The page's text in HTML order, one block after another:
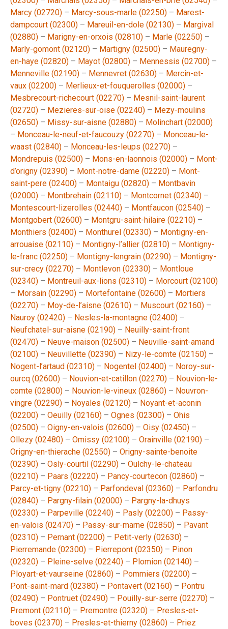
Marcy (02720) – Marcy-sous-marle (02250) – Marest-
dampcourt (02300) – Mareuil-en-dole (02130) – Margival
(02880) – Marigny-en-orxois (02810) – Marle (02250) –
Marly-gomont (02120) – Martigny (02500) – Mauregny-
en-haye (02820) – Mayot (02800) – Mennessis (02700) –
Menneville (02190) – Mennevret (02630) – Mercin-et-
vaux (02200) – Merlieux-et-fouquerolles (02000) –
Mesbrecourt-richecourt (02270) – Mesnil-saint-laurent
(02720) – Mezieres-sur-oise (02240) – Mezy-moulins
(02650) – Missy-sur-aisne (02880) – Molinchart (02000)
– Monceau-le-neuf-et-faucouzy (02270) – Monceau-le-
waast (02840) – Monceau-les-leups (02270) –
Mondrepuis (02500) – Mons-en-laonnois (02000) – Mont-
d’origny (02390) – Mont-notre-dame (02220) – Mont-
saint-pere (02400) – Montaigu (02820) – Montbavin
(02000) – Montbrehain (02110) – Montcornet (02340) –
Montescourt-lizerolles (02440) – Montfaucon (02540) –
Montgobert (02600) – Montgru-saint-hilaire (02210) –
Monthiers (02400) – Monthurel (02330) – Montigny-en-
arrouaise (02110) – Montigny-l’allier (02810) – Montigny-
le-franc (02250) – Montigny-lengrain (02290) – Montigny-
sur-crecy (02270) – Montlevon (02330) – Montloue
(02340) – Montreuil-aux-lions (02310) – Morcourt (02100)
– Morsain (02290) – Mortefontaine (02600) – Mortiers
(02270) – Moy-de-l’aisne (02610) – Muscourt (02160) –
Nauroy (02420) – Nesles-la-montagne (02400) –
Neufchatel-sur-aisne (02190) – Neuilly-saint-front
(02470) – Neuve-maison (02500) – Neuville-saint-amand
(02100) – Neuvillette (02390) – Nizy-le-comte (02150) –
Nogent-l’artaud (02310) – Nogentel (02400) – Noroy-sur-
ourcq (02600) – Nouvion-et-catillon (02270) – Nouvion-le-
comte (02800) – Nouvion-le-vineux (02860) – Nouvron-
vingre (02290) – Noyales (02120) – Noyant-et-aconin
(02200) – Oeuilly (02160) – Ognes (02300) – Ohis
(02500) – Oigny-en-valois (02600) – Oisy (02450) –
Ollezy (02480) – Omissy (02100) – Orainville (02190) –
Origny-en-thierache (02550) – Origny-sainte-benoite
(02390) – Osly-courtil (02290) – Oulchy-le-chateau
(02210) – Paars (02220) – Pancy-courtecon (02860) –
Parcy-et-tigny (02210) – Parfondeval (02360) – Parfondru
(02840) – Pargny-filain (02000) – Pargny-la-dhuys
(02330) – Parpeville (02240) – Pasly (02200) – Passy-
en-valois (02470) – Passy-sur-marne (02850) – Pavant
(02310) – Pernant (02200) – Petit-verly (02630) –
Pierremande (02300) – Pierrepont (02350) – Pinon
(02320) – Pleine-selve (02240) – Plomion (02140) –
Ployart-et-vaurseine (02860) – Pommiers (02200) –
Pont-saint-mard (02380) – Pontavert (02160) – Pontru
(02490) – Pontruet (02490) – Pouilly-sur-serre (02270) –
Premont (02110) – Premontre (02320) – Presles-et-
boves (02370) – Presles-et-thierny (02860) – Priez